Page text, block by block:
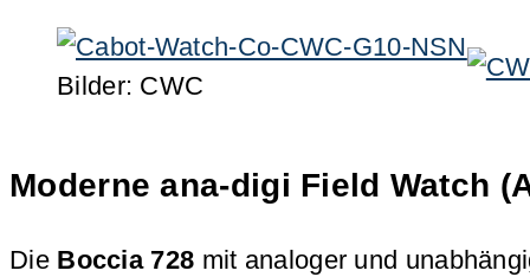
Bilder: CWC
Moderne ana-digi Field Watch
Die Boccia 728 mit analoger und